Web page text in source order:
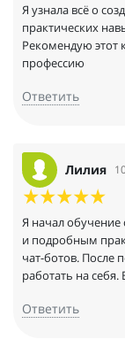
Я узнала всё о
практических
Рекомендую этот
профессию
Ответить
Лилия
Я начал
и подробным
чат-ботов. После
работать на
Ответить